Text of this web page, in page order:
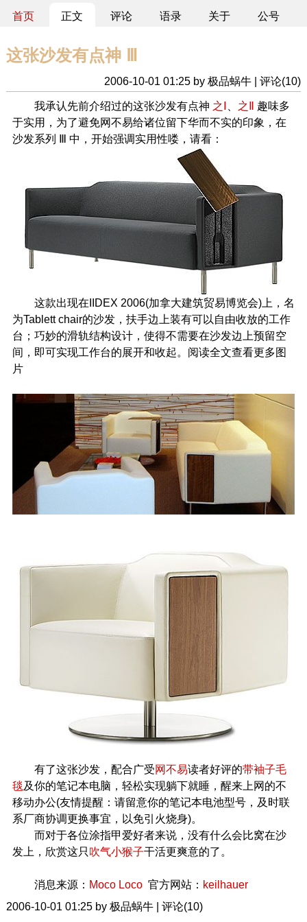
首页 正文 评论 语录 关于 公号
这张沙发有点神 Ⅲ
2006-10-01 01:25 by 极品蜗牛 | 评论(10)
我承认先前介绍过的这张沙发有点神 之Ⅰ 之Ⅱ
趣味多
于实用，为了避免网不易给诸位留下华而不实的印象，在
沙发系列 Ⅲ 中，开始强调实用性喽，请看：
这款出现在IIDEX 2006(加拿大建筑贸易博览会)上，名
为Tablett chair的沙发，扶手边上装有可以自由收放的工作
台；巧妙的滑轨结构设计，使得不需要在沙发边上预留空
间，即可实现工作台的展开和收起。阅读全文查看更多图
片
有了这张沙发，配合广受网不易读者好评的带袖子毛
毯 及你的笔记本电脑，轻松实现躺下就睡，醒来上网的不
移动办公(友情提醒：请留意你的笔记本电池型号，及时联
系厂商协调更换事宜，以免引火烧身)。
而对于各位涂指甲爱好者来说，没有什么会比窝在沙
发上，欣赏这只 吹气小猴子干活更爽意的了。
消息来源： Moco Loco官方网站： keilhauer
2006-10-01 01:25 by 极品蜗牛 | 评论(10)